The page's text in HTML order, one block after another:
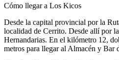
Cómo llegar a Los Kicos
Desde la capital provincial por la
localidad de Cerrito. Desde allí por
Hernandarias. En el kilómetro 12,
metros para llegar al Almacén y Bar